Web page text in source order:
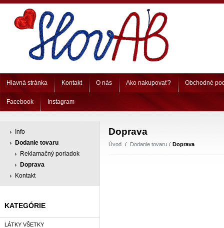
Hlavná stránka Kontakt O nás Ako nakupovať? Obchodné
Facebook Instagram
Info
Dodanie tovaru
Reklamačný poriadok
Doprava
Kontakt
KATEGÓRIE
LÁTKY VŠETKY
Doprava
Úvod Dodanie tovaru Doprava